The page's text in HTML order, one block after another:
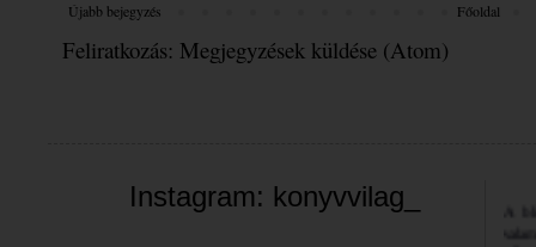
Újabb bejegyzés Főoldal
Feliratkozás: Megjegyzések küldése (Atom)
Instagram: konyvvilag_